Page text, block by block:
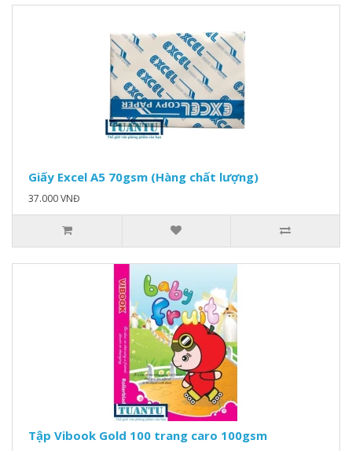
Giấy Excel A5 70gsm (Hàng chất lượng)
37.000 VNĐ
Tập Vibook Gold 100 trang caro 100gsm